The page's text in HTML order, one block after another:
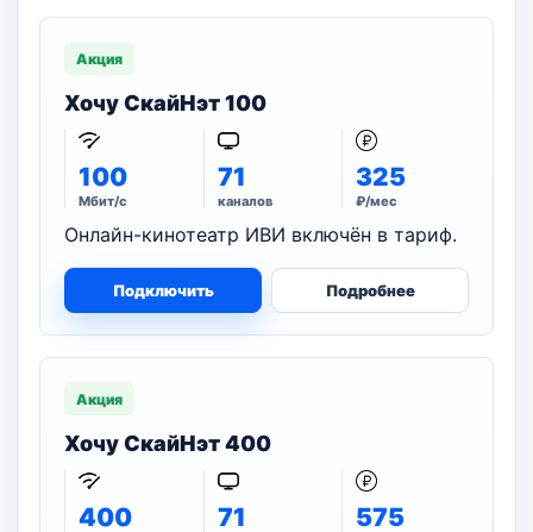
Акция
Хочу СкайНэт 100
100
Мбит/с
71
каналов
325
₽/мес
Онлайн-кинотеатр ИВИ включён в тариф.
Подключить Подробнее
Акция
Хочу СкайНэт 400
400 71 575